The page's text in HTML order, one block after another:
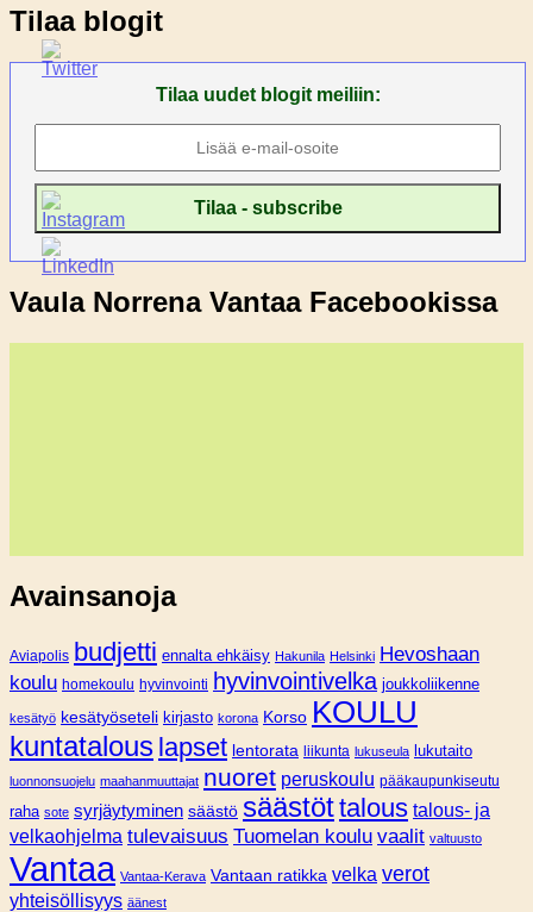
Tilaa blogit
Tilaa uudet blogit meiliin:
Vaula Norrena Vantaa Facebookissa
Avainsanoja
Aviapolis budjetti ennalta ehkäisy Hakunila Helsinki Hevoshaan
koulu homekoulu hyvinvointi hyvinvointivelka joukkoliikenne
kesätyö kesätyöseteli kirjasto korona Korso KOULU
kuntatalous lapset lentorata liikunta lukuseula lukutaito
luonnonsuojelu maahanmuuttajat nuoret peruskoulu pääkaupunkiseutu
raha sote syrjäytyminen säästö säästöttalous talous- ja
velkaohjelma tulevaisuus Tuomelan koulu vaalit valtuusto
Vantaa Vantaa-Kerava Vantaan ratikka velka verot
yhteisöllisyys äänest